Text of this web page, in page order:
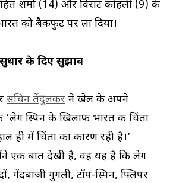
शर्मा (14) और विराट कोहली (9) के
को बैकफुट पर ला दिया।
के दिए सुझाव
सचिन तेंदुलकर ने खेल के अपने
स्पिन के खिलाफ भारत की चिंता
ही में चिंता का कारण रही है।’
एक बात देखी है, वह यह है कि लेग
गेंदबाजी गुगली, टॉप-स्पिन, फ्लिपर